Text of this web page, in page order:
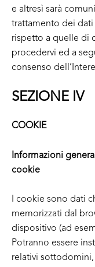
e altresì sarà
trattamento dei dati
rispetto a quelle di
procedervi ed a
consenso
SEZIONE IV
COOKIE
Informazioni
cookie
I cookie sono dati
memorizzati dal
dispositivo (ad
Potranno essere
relativi